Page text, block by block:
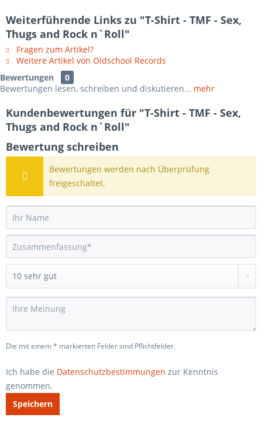
Weiterführende Links zu "T-Shirt - TMF - Sex,
Thugs and Rock n`Roll"
Fragen zum Artikel?
Weitere Artikel von Oldschool Records
Bewertungen
0
Bewertungen lesen, schreiben und diskutieren... mehr
Kundenbewertungen für "T-Shirt - TMF - Sex,
Thugs and Rock n`Roll"
Bewertung schreiben
Bewertungen werden nach Überprüfung
freigeschaltet.
Die mit einem * markierten Felder sind Pflichtfelder.
Ich habe die Datenschutzbestimmungen zur Kenntnis
genommen.
Speichern